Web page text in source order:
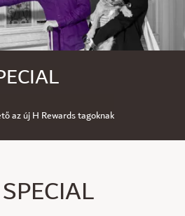
az új H Rewards tagoknak